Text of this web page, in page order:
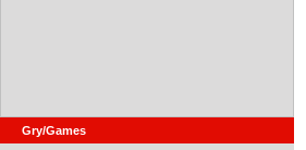
Gry/Games